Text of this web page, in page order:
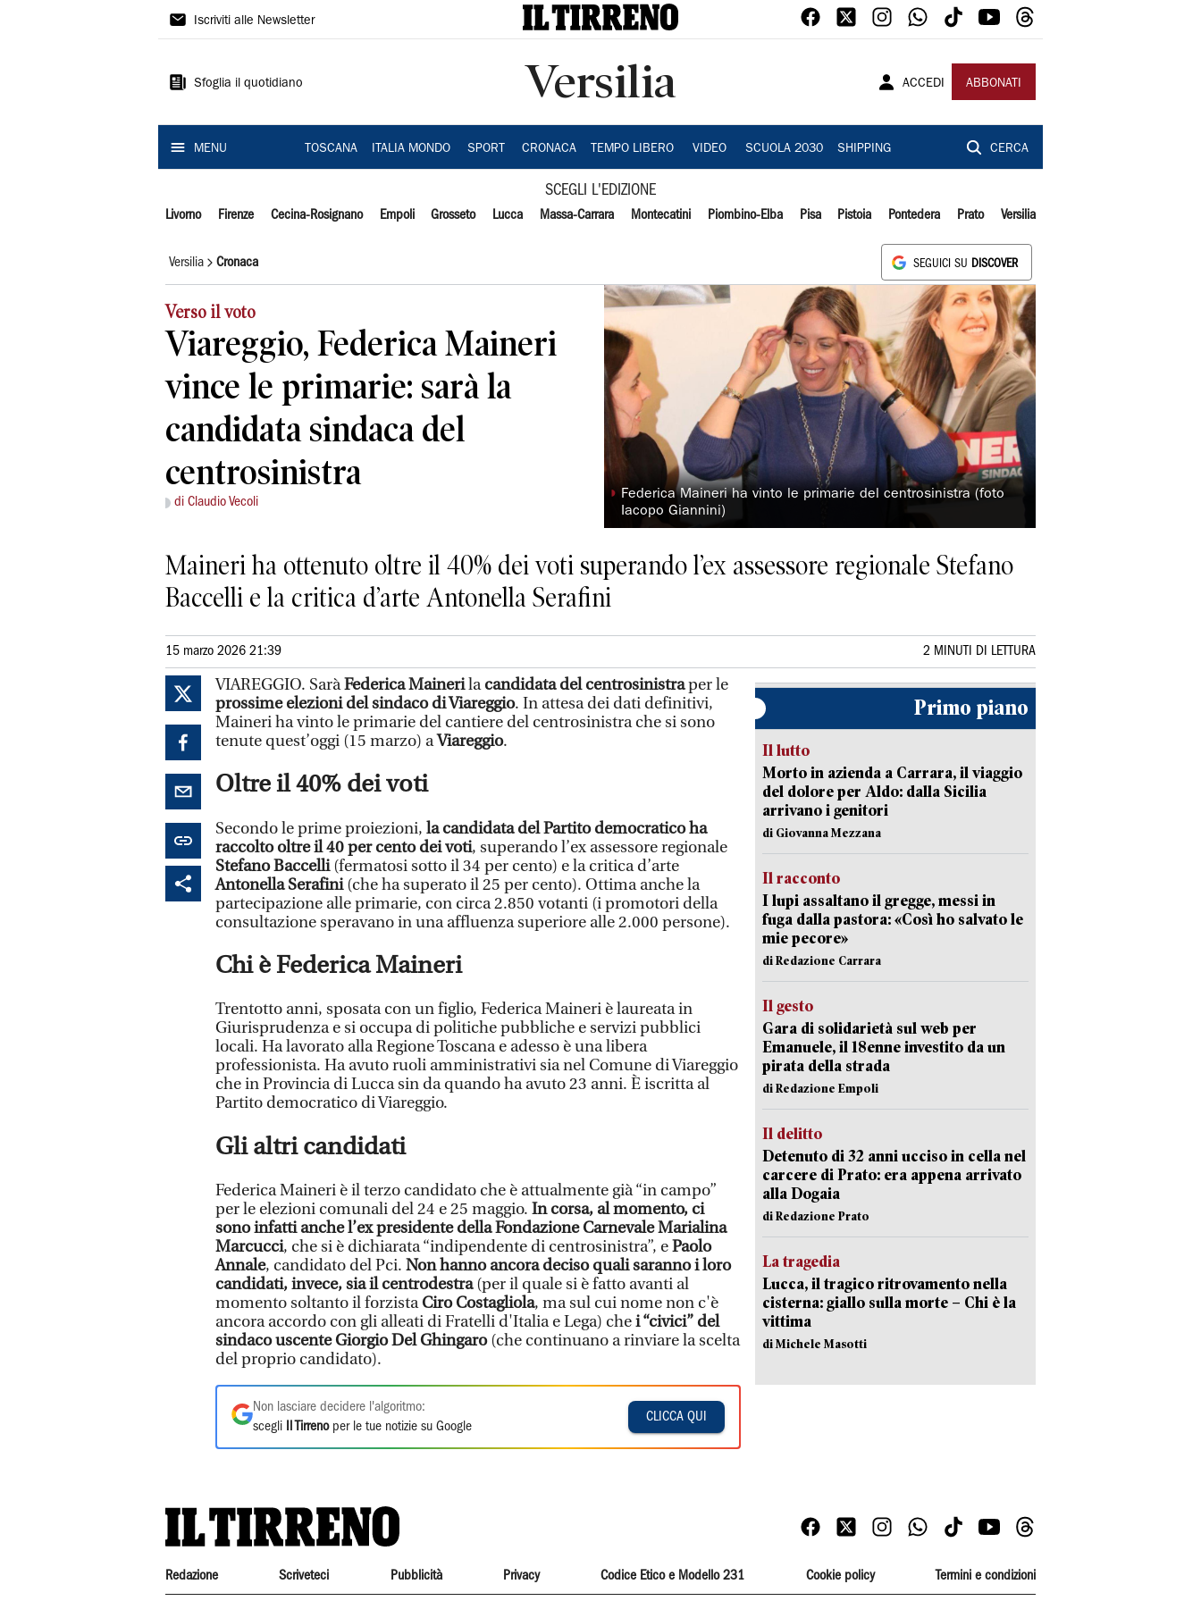
Il
Iscriviti alle Newsletter
Sfoglia il quotidiano Versilia ACCEDI ABBONATI
MENU TOSCANA ITALIA MONDO SPORT CRONACA TEMPO LIBERO VIDEO SCUOLA 2030 SHIPPING CERCA
SCEGLI L'EDIZIONE
Livorno Firenze Cecina-Rosignano Empoli Grosseto Lucca Massa-Carrara Montecatini Piombino-Elba Pisa Pistoia Pontedera Prato Versilia
Versilia Cronaca SEGUICI SU DISCOVER
Verso il voto
Viareggio, Federica Maineri
vince le primarie: sarà la
candidata sindaca del
centrosinistra
di Claudio Vecoli ◗ Federica Maineri ha vinto le primarie del centrosinistra (foto
Iacopo Giannini)
Maineri ha ottenuto oltre il 40% dei voti superando l’ex assessore regionale Stefano
Baccelli e la critica d’arte Antonella Serafini
15 marzo 2026 21:39 2 MINUTI DI LETTURA
VIAREGGIO. SaràFederica Mainerilacandidata del centrosinistraper le
prossime elezioni del sindaco di Viareggio. In attesa dei dati definitivi,
Maineri ha vinto le primarie del cantiere del centrosinistra che si sono
tenute quest’oggi (15 marzo) aViareggio.
Oltre il 40% dei voti
Secondo le prime proiezioni, la candidata del Partito democratico ha
raccolto oltre il 40 per cento dei voti, superando l’ex assessore regionale
Stefano Baccelli(fermatosi sotto il 34 per cento) e la critica d’arte
Antonella Serafini(che ha superato il 25 per cento). Ottima anche la
partecipazione alle primarie, con circa 2.850 votanti (i promotori della
consultazione speravano in una affluenza superiore alle 2.000 persone).
Chi è Federica Maineri
Trentotto anni, sposata con un figlio, Federica Maineri è laureata in
Giurisprudenza e si occupa di politiche pubbliche e servizi pubblici
locali. Ha lavorato alla Regione Toscana e adesso è una libera
professionista. Ha avuto ruoli amministrativi sia nel Comune di Viareggio
che in Provincia di Lucca sin da quando ha avuto 23 anni. È iscritta al
Partito democratico di Viareggio.
Gli altri candidati
Federica Maineri è il terzo candidato che è attualmente già “in campo”
per le elezioni comunali del 24 e 25 maggio. In corsa, al momento, ci
sono infatti anche l’ex presidente della Fondazione Carnevale Marialina
Marcucci, che si è dichiarata “indipendente di centrosinistra”, ePaolo
Annale, candidato del Pci. Non hanno ancora deciso quali saranno i loro
candidati, invece, sia il centrodestra(per il quale si è fatto avanti al
momento soltanto il forzistaCiro Costagliola, ma sul cui nome non c'è
ancora accordo con gli alleati di Fratelli d'Italia e Lega) chei “civici” del
sindaco uscente Giorgio Del Ghingaro(che continuano a rinviare la scelta
del proprio candidato).
Non lasciare decidere l'algoritmo:
scegli
Il Tirrenoper le tue notizie su Google
CLICCA QUI
Primo piano
Il lutto
Morto in azienda a Carrara, il viaggio
del dolore per Aldo: dalla Sicilia
arrivano i genitori
di Giovanna Mezzana
Il racconto
I lupi assaltano il gregge, messi in
fuga dalla pastora: «Così ho salvato le
mie pecore»
di Redazione Carrara
Il gesto
Gara di solidarietà sul web per
Emanuele, il 18enne investito da un
pirata della strada
di Redazione Empoli
Il delitto
Detenuto di 32 anni ucciso in cella nel
carcere di Prato: era appena arrivato
alla Dogaia
di Redazione Prato
La tragedia
Lucca, il tragico ritrovamento nella
cisterna: giallo sulla morte – Chi è la
vittima
di Michele Masotti
Redazione Scriveteci Pubblicità Privacy Codice Etico e Modello 231 Cookie policy Termini e condizioni